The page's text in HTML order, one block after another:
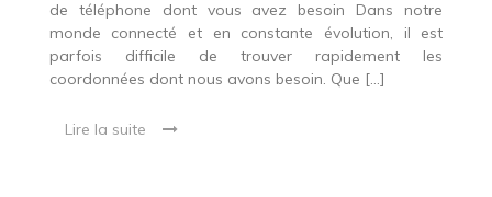
de téléphone dont vous avez besoin Dans notre
monde connecté et en constante évolution, il est
parfois difficile de trouver rapidement les
coordonnées dont nous avons besoin. Que […]
Lire la suite